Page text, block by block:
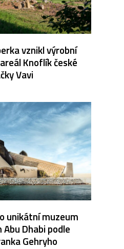
vznikl výrobní
Knoflík české
Vavi
unikátní muzeum
Dhabi podle
Gehryho